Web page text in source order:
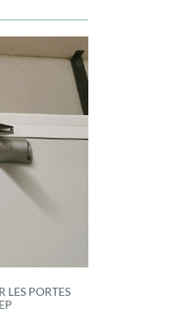
LES PORTES